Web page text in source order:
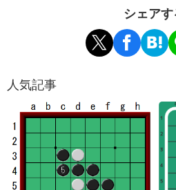
シェアす
人気記事